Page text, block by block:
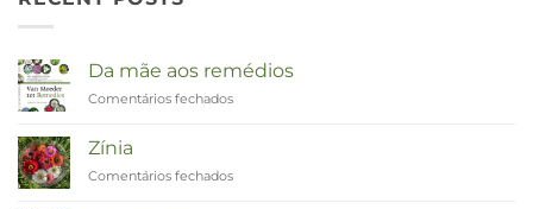
Da mãe aos remédios
Comentários fechados
Zínia
Comentários fechados